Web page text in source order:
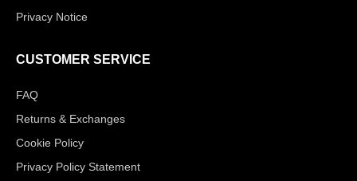
Privacy Notice
CUSTOMER SERVICE
FAQ
Returns & Exchanges
Cookie Policy
Privacy Policy Statement